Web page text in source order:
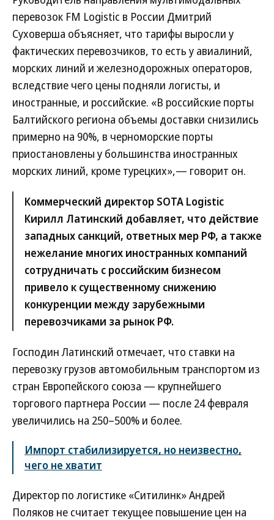
перевозок FM Logistic в России Дмитрий
Суховерша объясняет, что тарифы выросли у
фактических перевозчиков, то есть у авиалиний,
морских линий и железнодорожных операторов,
вследствие чего цены подняли логисты, и
иностранные, и российские. «В российские порты
Балтийского региона объемы доставки снизились
примерно на 90%, в черноморские порты
приостановлены у большинства иностранных
морских линий, кроме турецких»,— говорит он.
Коммерческий директор SOTA Logistic
Кирилл Латинский добавляет, что действие
западных санкций, ответных мер РФ, а также
нежелание многих иностранных компаний
сотрудничать с российским бизнесом
привело к существенному снижению
конкуренции между зарубежными
перевозчиками за рынок РФ.
Господин Латинский отмечает, что ставки на
перевозку грузов автомобильным транспортом из
стран Европейского союза — крупнейшего
торгового партнера России — после 24 февраля
увеличились на 250–500% и более.
Импорт стабилизируется, но неизвестно,
чего не хватит
Директор по логистике «Ситилинк» Андрей
Поляков не считает текущее повышение цен на